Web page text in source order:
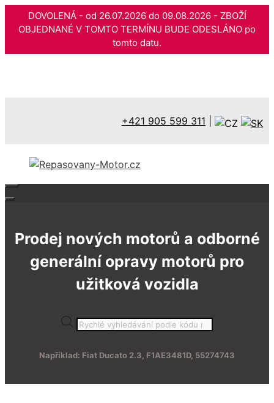
DOVOLENÁ - od 26.07.2026 do 09.08.2026 - ZBOŽÍ
OBJEDNANÉ V TOMTO TERMÍNU BUDE ODESLÁNO po
tomto datu.
+421 905 599 311
Prodej nových motorů a odborné
generální opravy motorů pro
užitková vozidla
Products
Například: Fiat Ducato 2.3, F1AE3481D, 55274743